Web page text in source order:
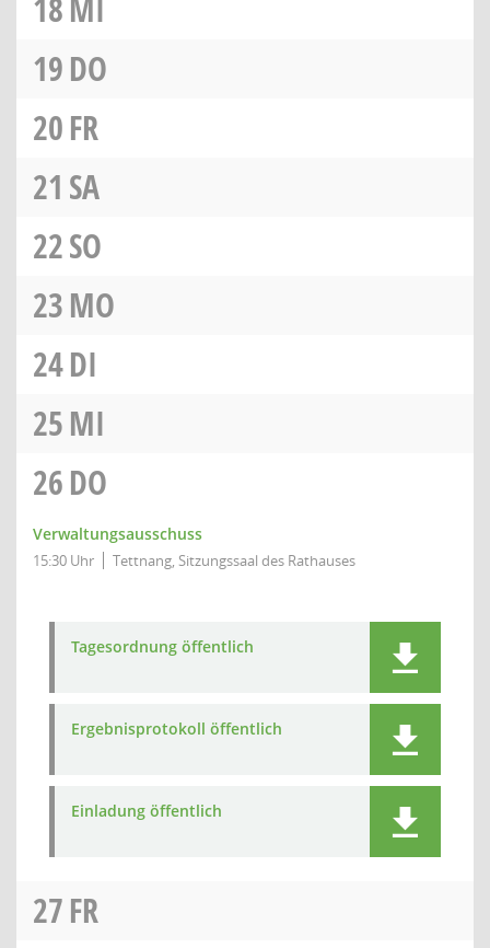
18MI
19DO
20FR
21 SA
22SO
23MO
24DI
25MI
26DO
Verwaltungsausschuss
15:30 Uhr Tettnang, Sitzungssaal des Rathauses
Tagesordnung öffentlich
Ergebnisprotokoll öffentlich
Einladung öffentlich
27FR